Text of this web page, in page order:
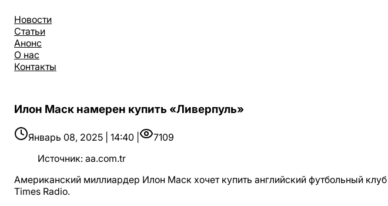
Новости
Статьи
Анонс
О нас
Контакты
Илон Маск намерен купить «Ливерпуль»
Январь 08, 2025 | 14:40 |
7109
Источник: aa.com.tr
Американский миллиардер Илон Маск хочет купить английский футбольный
Times Radio.